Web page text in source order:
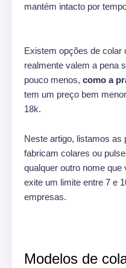
mantém intacto por
Existem opções de colar
realmente valem a pena
pouco menos, como a
tem um preço bem
18k.
Neste artigo, listamos as
fabricam colares ou
qualquer outro nome
exite um limite entre 7 e
empresas.
Modelos de